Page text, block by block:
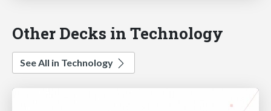
Other Decks in Technology
See All in Technology